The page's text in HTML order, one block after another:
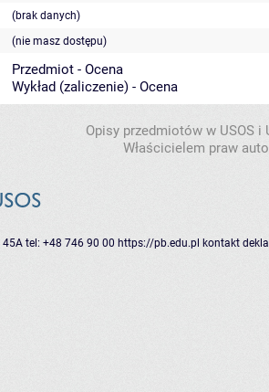
(brak danych)
(nie masz dostępu)
Przedmiot - Ocena
Wykład (zaliczenie) - Ocena
Opisy przedmiotów w USOS
Właścicielem praw
45A tel: +48 746 90 00 https://pb.edu.pl kontakt